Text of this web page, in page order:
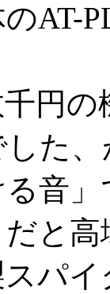
AT-
円
た、
音
と
パ